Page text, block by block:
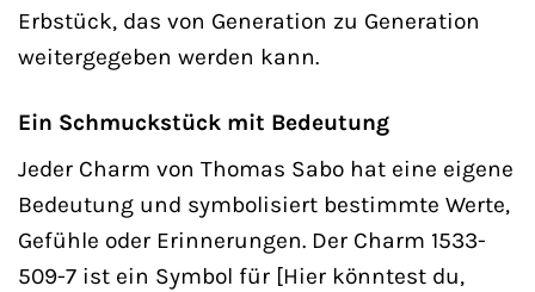
Erbstück, das von Generation zu Generation
weitergegeben werden kann.
Ein Schmuckstück mit Bedeutung
Jeder Charm von Thomas Sabo hat eine eigene
Bedeutung und symbolisiert bestimmte Werte,
Gefühle oder Erinnerungen. Der Charm 1533-
509-7 ist ein Symbol für [Hier könntest du,